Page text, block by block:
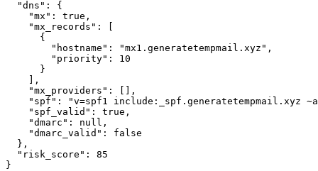
  "dns": {
    "mx": true,
    "mx_records": [
      {
        "hostname": "mx1.generatetempmail.xyz",
        "priority": 10
      }
    ],
    "mx_providers": [],
"spf": "v=spf1 include:_spf.generatetempmail.xyz
    "spf_valid": true,
    "dmarc": null,
    "dmarc_valid": false
  },
  "risk_score": 85
}